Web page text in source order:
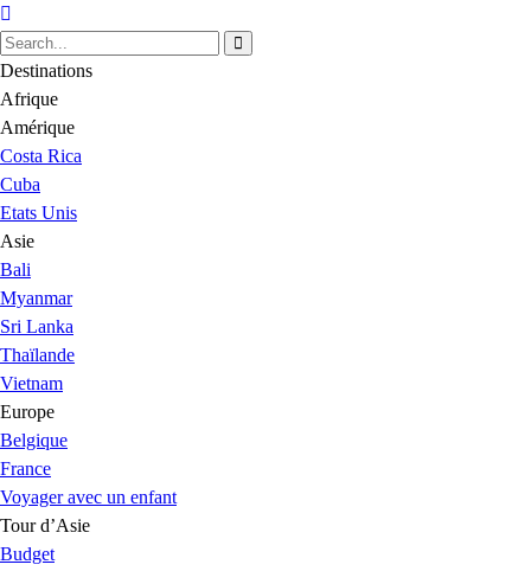
Destinations
Afrique
Amérique
Costa Rica
Cuba
Etats Unis
Asie
Bali
Myanmar
Sri Lanka
Thaïlande
Vietnam
Europe
Belgique
France
Voyager avec un enfant
Tour d’Asie
Budget